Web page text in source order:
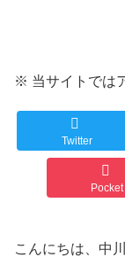
※ 当サイトでは
Twitter
Pocket
こんにちは、中川